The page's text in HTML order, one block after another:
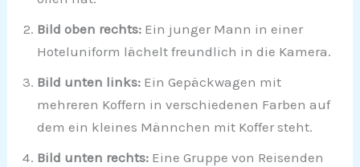
Bild oben rechts: Ein junger Mann in einer
Hoteluniform lächelt freundlich in die Kamera.
Bild unten links: Ein Gepäckwagen mit
mehreren Koffern in verschiedenen Farben auf
dem ein kleines Männchen mit Koffer steht.
Bild unten rechts: Eine Gruppe von Reisenden